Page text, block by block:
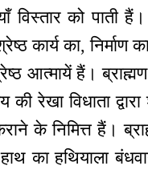
को पाती हैं।
कार्य का, निर्माण
आत्मायें हैं।
रेखा विधाता द्वारा
के निमित्त हैं।
का हथियाला